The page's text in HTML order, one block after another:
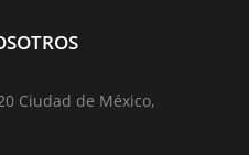
Ciudad de México,